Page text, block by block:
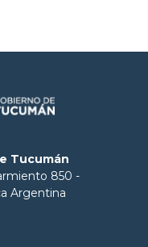
Tucumán
850 -
Argentina